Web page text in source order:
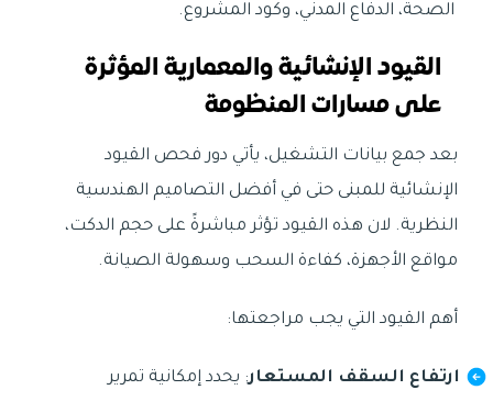
الصحة، الدفاع المدني، وكود المشروع.
القيود الإنشائية والمعمارية المؤثرة
على مسارات المنظومة
بعد جمع بيانات التشغيل، يأتي دور فحص القيود
الإنشائية للمبنى حتى في أفضل التصاميم الهندسية
النظرية. لان هذه القيود تؤثر مباشرةً على حجم الدكت،
مواقع الأجهزة، كفاءة السحب وسهولة الصيانة.
أهم القيود التي يجب مراجعتها:
ارتفاع السقف المستعار: يحدد إمكانية تمرير